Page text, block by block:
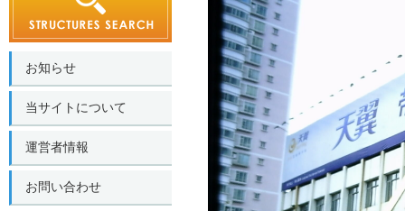
お知らせ
当サイトについて
運営者情報
お問い合わせ